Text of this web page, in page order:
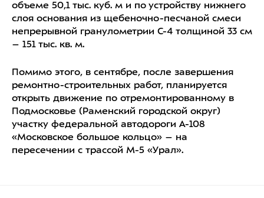
объеме 50,1 тыс. куб. м и по устройству нижнего
слоя основания из щебеночно-песчаной смеси
непрерывной гранулометрии С-4 толщиной 33 см
– 151 тыс. кв. м.
Помимо этого, в сентябре, после завершения
ремонтно-строительных работ, планируется
открыть движение по отремонтированному в
Подмосковье (Раменский городской округ)
участку федеральной автодороги А-108
«Московское большое кольцо» – на
пересечении с трассой М-5 «Урал».